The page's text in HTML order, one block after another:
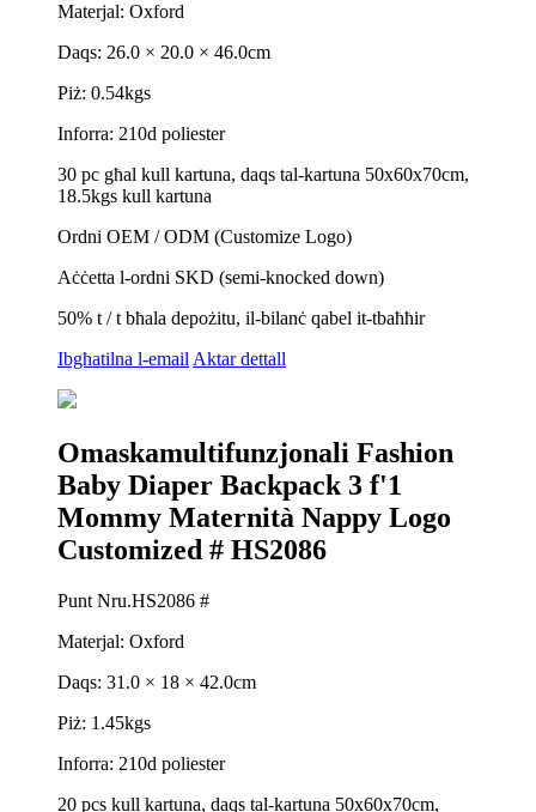
Materjal: Oxford
Daqs: 26.0 × 20.0 × 46.0cm
Piż: 0.54kgs
Inforra: 210d poliester
30 pc għal kull kartuna, daqs tal-kartuna 50x60x70cm,
18.5kgs kull kartuna
Ordni OEM / ODM (Customize Logo)
Aċċetta l-ordni SKD (semi-knocked down)
50% t / t bħala depożitu, il-bilanċ qabel it-tbaħħir
Ibgħatilna l-email Aktar dettall
Omaskamultifunzjonali Fashion
Baby Diaper Backpack 3 f'1
Mommy Maternità Nappy Logo
Customized # HS2086
Punt Nru.HS2086 #
Materjal: Oxford
Daqs: 31.0 × 18 × 42.0cm
Piż: 1.45kgs
Inforra: 210d poliester
20 pcs kull kartuna, daqs tal-kartuna 50x60x70cm,